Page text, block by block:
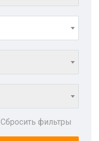
Сбросить фильтры